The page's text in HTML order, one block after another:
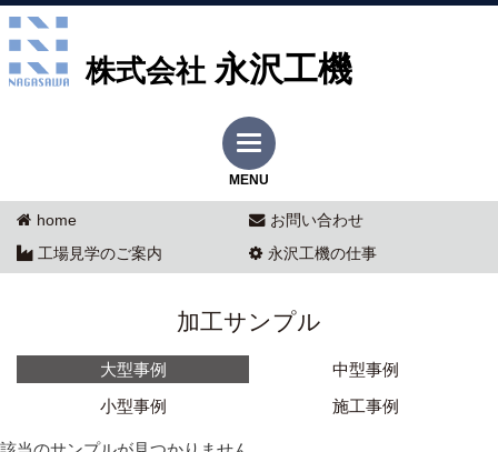
株式会社 永沢工機
MENU
home
お問い合わせ
工場見学のご案内
永沢工機の仕事
加工サンプル
大型事例
中型事例
小型事例
施工事例